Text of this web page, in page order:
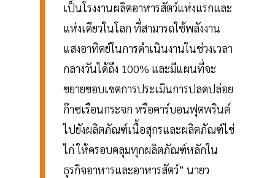
เป็นโรงงานผลิตอาหารสัตว์แห่งแรกและ
แห่งเดียวในโลก ที่สามารถใช้พลังงาน
แสงอาทิตย์ในการดำเนินงานในช่วงเวลา
กลางวันได้ถึง 100% และมีแผนที่จะ
ขยายขอบเขตการประเมินการปลดปล่อย
ก๊าซเรือนกระจก หรือคาร์บอนฟุตพรินต์
ไปยังผลิตภัณฑ์เนื้อสุกรและผลิตภัณฑ์ไข่
ไก่ ให้ครอบคลุมทุกผลิตภัณฑ์หลักใน
ธุรกิจอาหารและอาหารสัตว์” นายว